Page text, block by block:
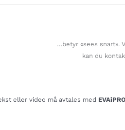
…betyr «sees snart».
kan du
eller video må avtales med